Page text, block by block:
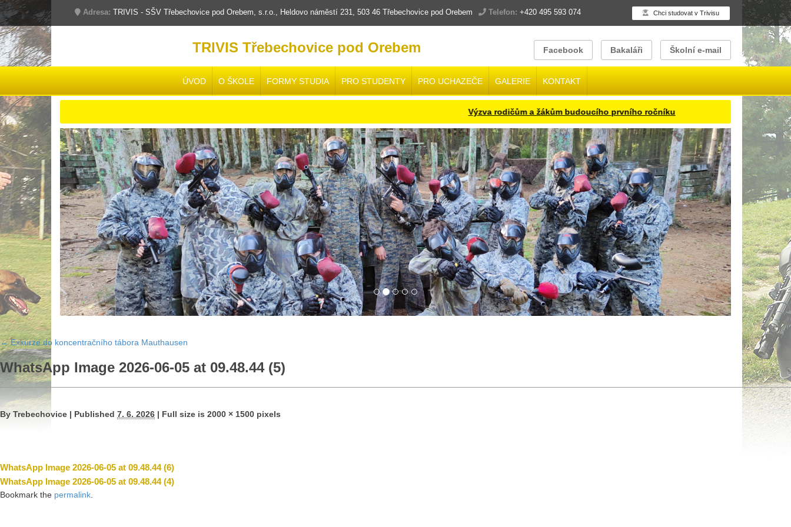
Adresa: TRIVIS - SŠV Třebechovice pod Orebem, s.r.o., Heldovo náměstí 231, 503 46 Třebechovice pod Orebem Telefon: +420 495 593 074 Chci studovat v Trivisu
TRIVIS Třebechovice pod Orebem Facebook Bakaláři Školní e-mail
ÚVOD O ŠKOLE FORMY STUDIA PRO STUDENTY PRO UCHAZEČE GALERIE KONTAKT
Výzva rodičům a žákům budoucího prvního ročníku
←Exkurze do koncentračního tábora Mauthausen
WhatsApp Image 2026-06-05 at 09.48.44 (5)
By Trebechovice | Published 7. 6. 2026 | Full size is 2000 × 1500 pixels
WhatsApp Image 2026-06-05 at 09.48.44 (6)
WhatsApp Image 2026-06-05 at 09.48.44 (4)
Bookmark the permalink